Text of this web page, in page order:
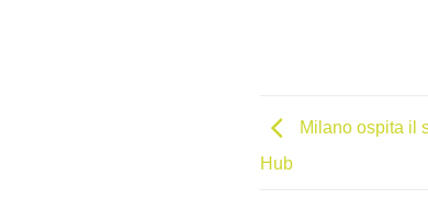
Milano ospita il
Hub